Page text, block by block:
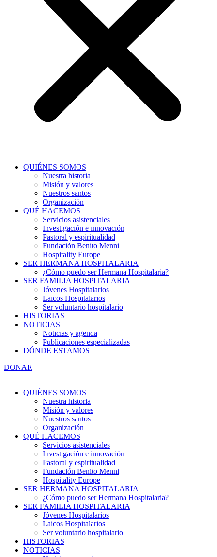
QUIÉNES SOMOS
Nuestra historia
Misión y valores
Nuestros santos
Organización
QUÉ HACEMOS
Servicios asistenciales
Investigación e innovación
Pastoral y espiritualidad
Fundación Benito Menni
Hospitality Europe
SER HERMANA HOSPITALARIA
¿Cómo puedo ser Hermana Hospitalaria?
SER FAMILIA HOSPITALARIA
Jóvenes Hospitalarios
Laicos Hospitalarios
Ser voluntario hospitalario
HISTORIAS
NOTICIAS
Noticias y agenda
Publicaciones especializadas
DÓNDE ESTAMOS
DONAR
QUIÉNES SOMOS
Nuestra historia
Misión y valores
Nuestros santos
Organización
QUÉ HACEMOS
Servicios asistenciales
Investigación e innovación
Pastoral y espiritualidad
Fundación Benito Menni
Hospitality Europe
SER HERMANA HOSPITALARIA
¿Cómo puedo ser Hermana Hospitalaria?
SER FAMILIA HOSPITALARIA
Jóvenes Hospitalarios
Laicos Hospitalarios
Ser voluntario hospitalario
HISTORIAS
NOTICIAS